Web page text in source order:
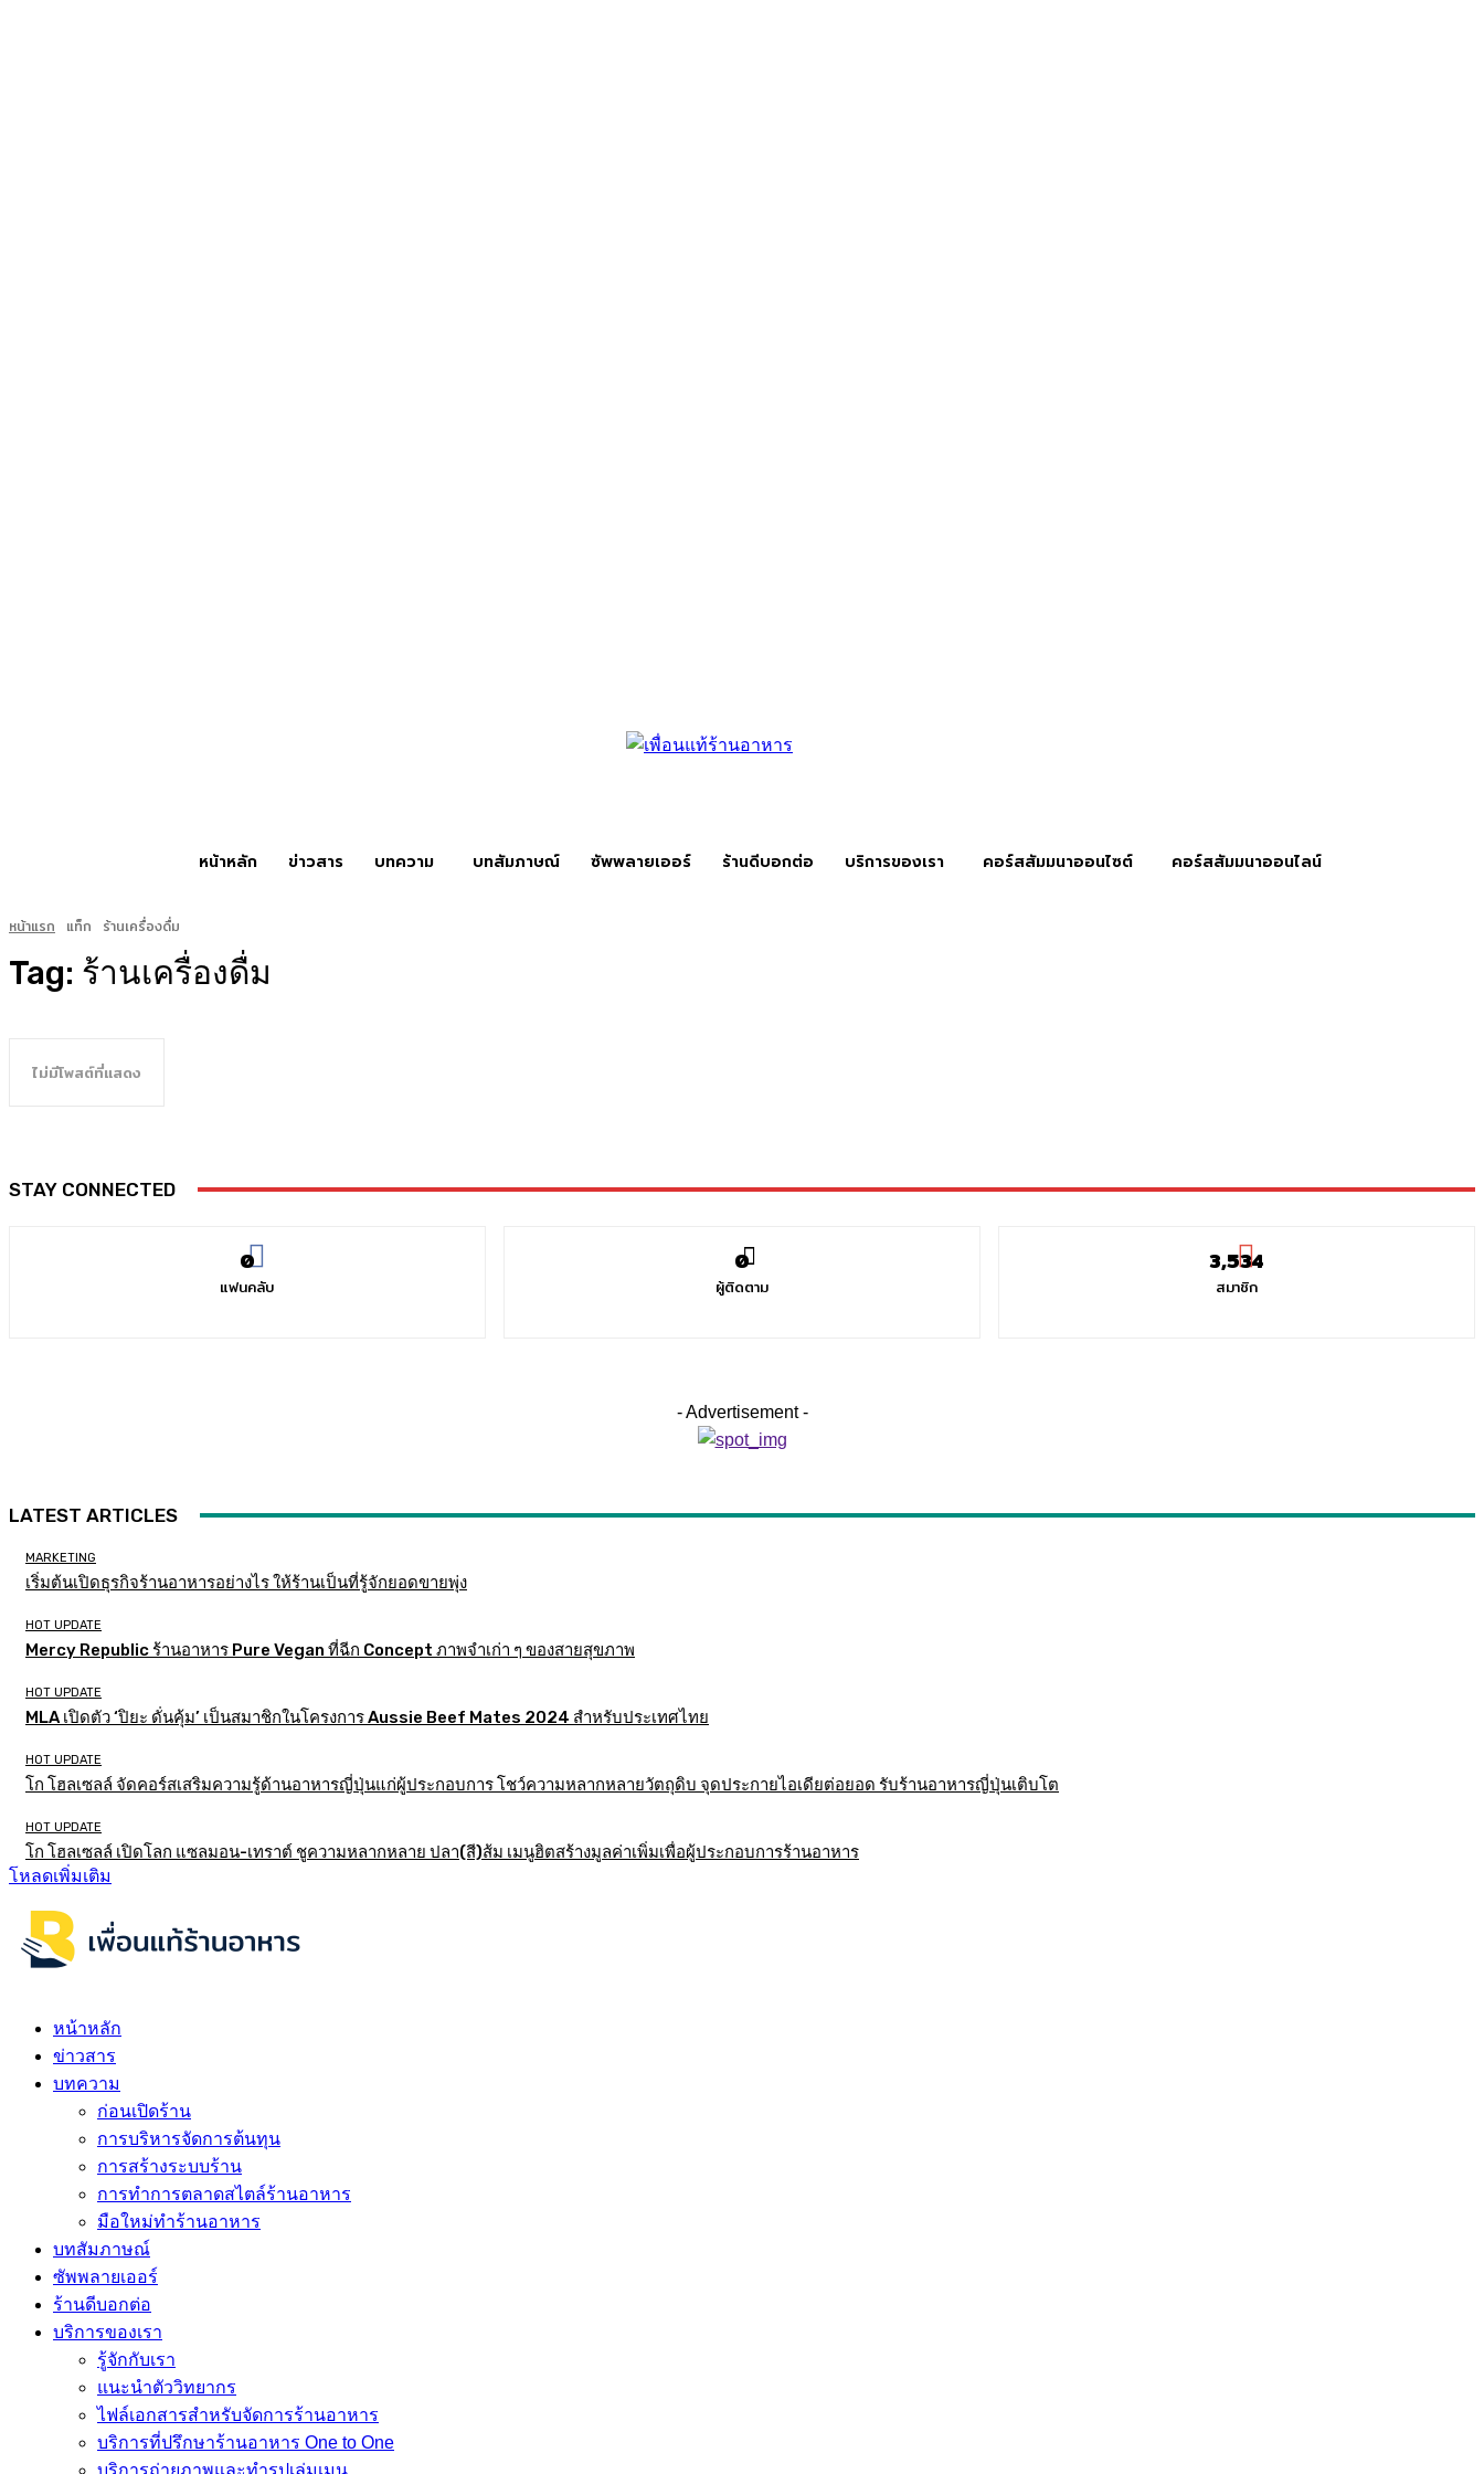
หน้าหลัก ข่าวสาร บทความ บทสัมภาษณ์ ซัพพลายเออร์ ร้านดีบอกต่อ บริการของเรา คอร์สสัมมนาออนไซต์ คอร์สสัมมนาออนไลน์
หน้าแรก แท็ก ร้านเครื่องดื่ม
Tag: ร้านเครื่องดื่ม
ไม่มีโพสต์ที่แสดง
STAY CONNECTED
0
แฟนคลับ
0
ผู้ติดตาม
3,534
สมาชิก
- Advertisement -
LATEST ARTICLES
MARKETING
เริ่มต้นเปิดธุรกิจร้านอาหารอย่างไร ให้ร้านเป็นที่รู้จักยอดขายพุ่ง
HOT UPDATE
Mercy Republic ร้านอาหาร Pure Vegan ที่ฉีก Concept ภาพจำเก่า ๆ ของสายสุขภาพ
HOT UPDATE
MLA เปิดตัว ‘ปิยะ ดั่นคุ้ม’ เป็นสมาชิกในโครงการ Aussie Beef Mates 2024 สำหรับประเทศไทย
HOT UPDATE
โก โฮลเซลล์ จัดคอร์สเสริมความรู้ด้านอาหารญี่ปุ่นแก่ผู้ประกอบการ โชว์ความหลากหลายวัตถุดิบ จุดประกายไอเดียต่อยอด รับร้านอาหารญี่ปุ่นเติบโต
HOT UPDATE
โก โฮลเซลล์ เปิดโลก แซลมอน-เทราต์ ชูความหลากหลาย ปลา(สี)ส้ม เมนูฮิตสร้างมูลค่าเพิ่มเพื่อผู้ประกอบการร้านอาหาร
โหลดเพิ่มเติม
หน้าหลัก
ข่าวสาร
บทความ
ก่อนเปิดร้าน
การบริหารจัดการต้นทุน
การสร้างระบบร้าน
การทำการตลาดสไตล์ร้านอาหาร
มือใหม่ทำร้านอาหาร
บทสัมภาษณ์
ซัพพลายเออร์
ร้านดีบอกต่อ
บริการของเรา
รู้จักกับเรา
แนะนำตัววิทยากร
ไฟล์เอกสารสำหรับจัดการร้านอาหาร
บริการที่ปรึกษาร้านอาหาร One to One
บริการถ่ายภาพและทำรูปเล่มเมนู